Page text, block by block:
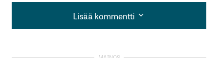
Lisää kommentti
Lisää kommentti